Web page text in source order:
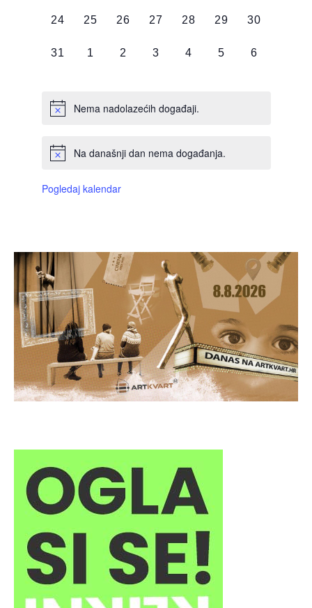
0
24
0
25
0
26
0
27
0
28
0
29
0
30
0
31
0
1
0
2
0
3
0
4
0
5
0
6
Nema nadolazećih događaji.
Na današnji dan nema događanja.
Pogledaj kalendar